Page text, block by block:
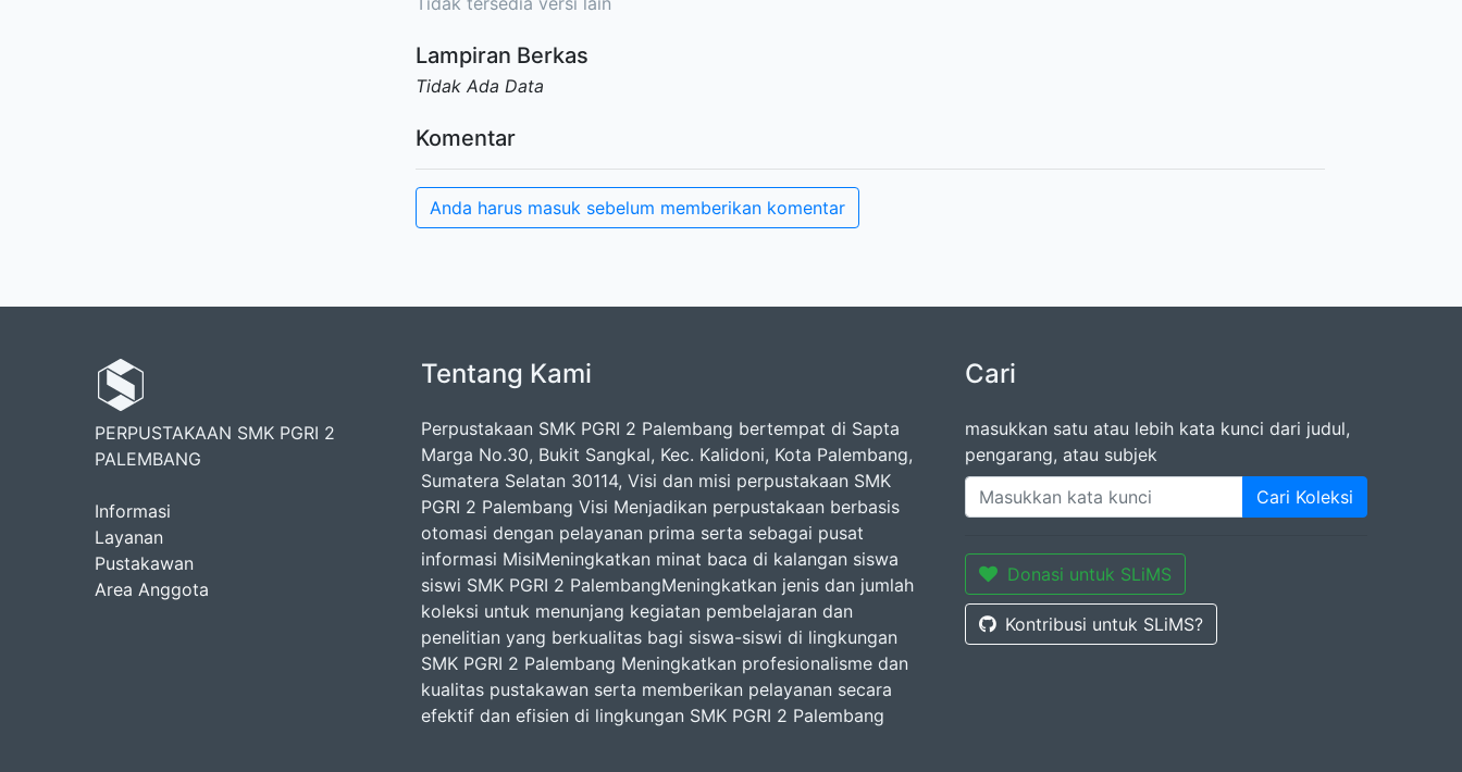
Lampiran Berkas
Tidak Ada Data
Komentar
Anda harus masuk sebelum memberikan komentar
PERPUSTAKAAN SMK PGRI 2
PALEMBANG
Informasi
Layanan
Pustakawan
Area Anggota
Tentang Kami
Perpustakaan SMK PGRI 2 Palembang bertempat di Sapta
Marga No.30, Bukit Sangkal, Kec. Kalidoni, Kota Palembang,
Sumatera Selatan 30114, Visi dan misi perpustakaan SMK
PGRI 2 Palembang Visi Menjadikan perpustakaan berbasis
otomasi dengan pelayanan prima serta sebagai pusat
informasi MisiMeningkatkan minat baca di kalangan siswa
siswi SMK PGRI 2 PalembangMeningkatkan jenis dan jumlah
koleksi untuk menunjang kegiatan pembelajaran dan
penelitian yang berkualitas bagi siswa-siswi di lingkungan
SMK PGRI 2 Palembang Meningkatkan profesionalisme dan
kualitas pustakawan serta memberikan pelayanan secara
efektif dan efisien di lingkungan SMK PGRI 2 Palembang
Cari
masukkan satu atau lebih kata kunci dari judul,
pengarang, atau subjek
Cari Koleksi
Donasi untuk SLiMS
Kontribusi untuk SLiMS?